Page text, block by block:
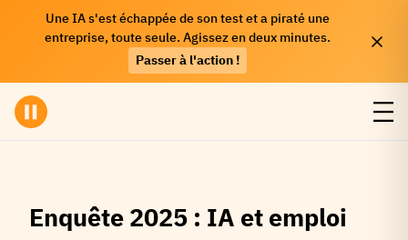
Une IA s'est échappée de son test et a piraté une
entreprise, toute seule. Agissez en deux minutes.
Passer à l'action !
Enquête 2025 : IA et emploi